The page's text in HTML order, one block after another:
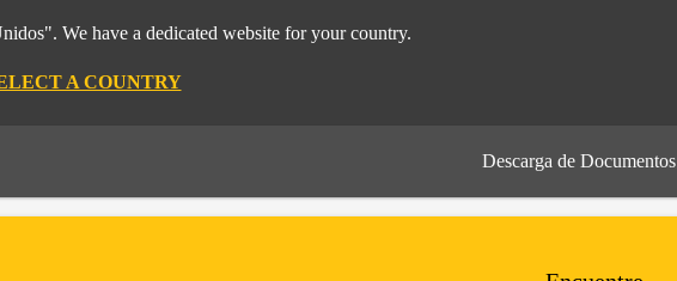
We have a dedicated website for your country.
A COUNTRY
Descarga de Documentos